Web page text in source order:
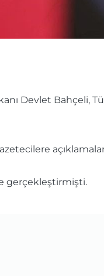
Devlet Bahçeli,
gerçekleştirmişti.